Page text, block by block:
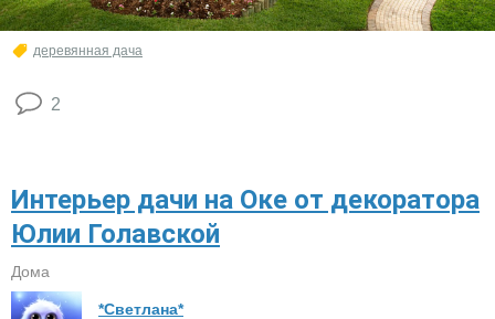
деревянная дача
2
Интерьер дачи на Оке от декоратора
Юлии Голавской
Дома
*Светлана*